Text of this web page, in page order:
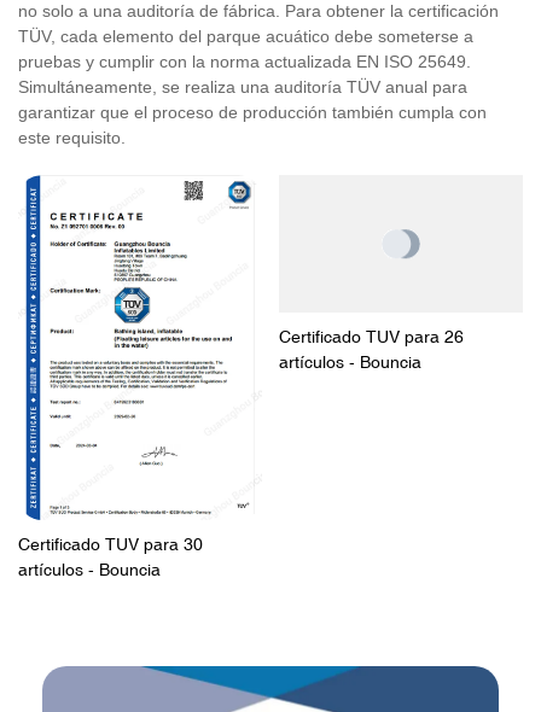
no solo a una auditoría de fábrica. Para obtener la certificación
TÜV, cada elemento del parque acuático debe someterse a
pruebas y cumplir con la norma actualizada EN ISO 25649.
Simultáneamente, se realiza una auditoría TÜV anual para
garantizar que el proceso de producción también cumpla con
este requisito.
Certificado TUV para 30
artículos - Bouncia
Certificado TUV para 26
artículos - Bouncia